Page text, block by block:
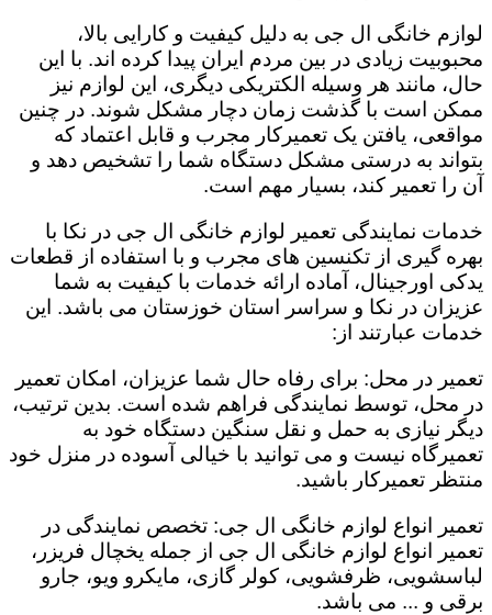
لوازم خانگی ال جی به دلیل کیفیت و کارایی بالا،
محبوبیت زیادی در بین مردم ایران پیدا کرده اند. با این
حال، مانند هر وسیله الکتریکی دیگری، این لوازم نیز
ممکن است با گذشت زمان دچار مشکل شوند. در چنین
مواقعی، یافتن یک تعمیرکار مجرب و قابل اعتماد که
بتواند به درستی مشکل دستگاه شما را تشخیص دهد و
آن را تعمیر کند، بسیار مهم است.
خدمات نمایندگی تعمیر لوازم خانگی ال جی در نکا با
بهره گیری از تکنسین های مجرب و با استفاده از قطعات
یدکی اورجینال، آماده ارائه خدمات با کیفیت به شما
عزیزان در نکا و سراسر استان خوزستان می باشد. این
خدمات عبارتند از:
تعمیر در محل: برای رفاه حال شما عزیزان، امکان تعمیر
در محل، توسط نمایندگی فراهم شده است. بدین ترتیب،
دیگر نیازی به حمل و نقل سنگین دستگاه خود به
تعمیرگاه نیست و می توانید با خیالی آسوده در منزل خود
منتظر تعمیرکار باشید.
تعمیر انواع لوازم خانگی ال جی: تخصص نمایندگی در
تعمیر انواع لوازم خانگی ال جی از جمله یخچال فریزر،
لباسشویی، ظرفشویی، کولر گازی، مایکرو ویو، جارو
برقی و ... می باشد.